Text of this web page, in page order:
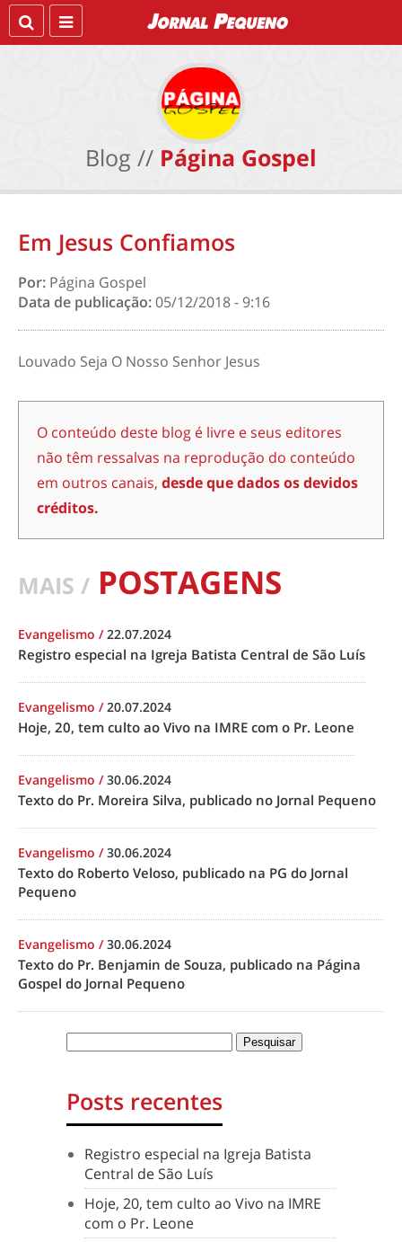
Blog // Página Gospel
Em Jesus Confiamos
Por: Página Gospel
Data de publicação:05/12/2018 - 9:16
Louvado Seja O Nosso Senhor Jesus
O conteúdo deste blog é livre e seus editores
não têm ressalvas na reprodução do conteúdo
em outros canais, desde que dados os devidos
créditos.
MAIS / POSTAGENS
Evangelismo /22.07.2024
Registro especial na Igreja Batista Central de São Luís
Evangelismo /20.07.2024
Hoje, 20, tem culto ao Vivo na IMRE com o Pr. Leone
Evangelismo /30.06.2024
Texto do Pr. Moreira Silva, publicado no Jornal Pequeno
Evangelismo /30.06.2024
Texto do Roberto Veloso, publicado na PG do Jornal
Pequeno
Evangelismo /30.06.2024
Texto do Pr. Benjamin de Souza, publicado na Página
Gospel do Jornal Pequeno
Posts recentes
Registro especial na Igreja Batista
Central de São Luís
Hoje, 20, tem culto ao Vivo na IMRE
com o Pr. Leone